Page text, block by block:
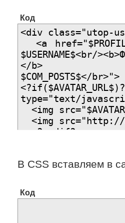
Код
<div class="utop-
<a
$USERNAME$<br/
</b>
$COM_POSTS$</br>">
type="text/
<img
<img src="http://
<?endif?>
<b>$USERNAME$</
</div>
В CSS вставляем в
Код